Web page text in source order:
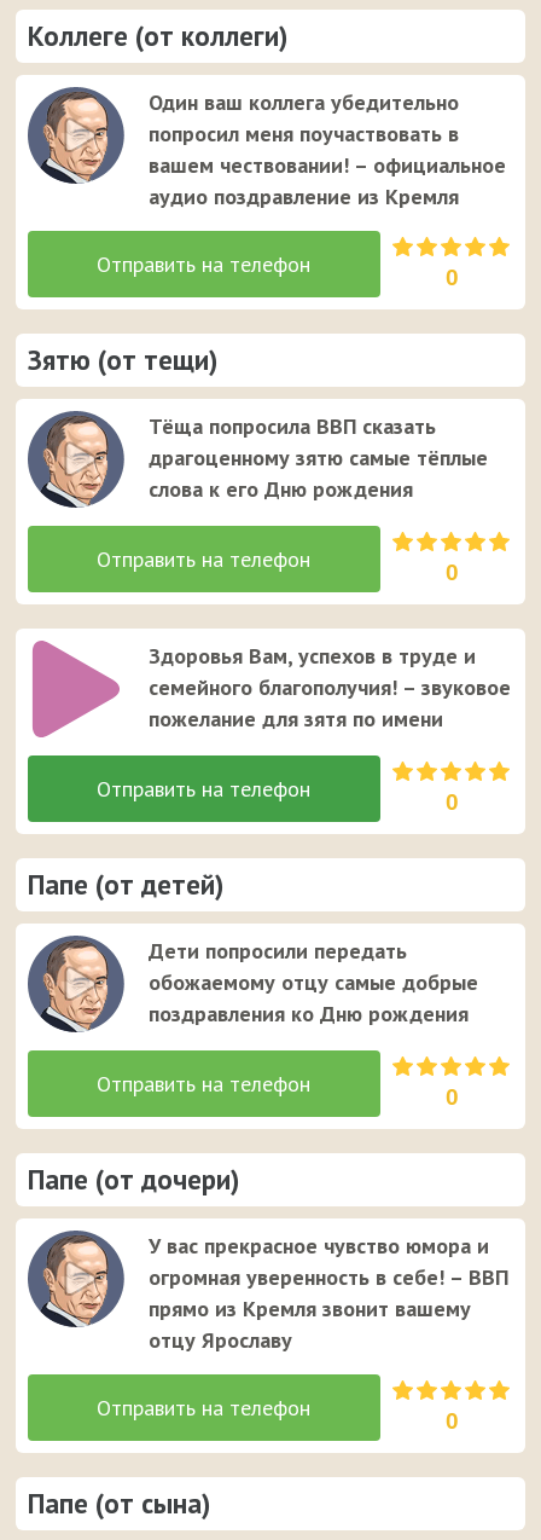
Коллеге (от коллеги)
Один ваш коллега убедительно
попросил меня поучаствовать в
вашем чествовании! – официальное
аудио поздравление из Кремля
0
Зятю (от тещи)
Тёща попросила ВВП сказать
драгоценному зятю самые тёплые
слова к его Дню рождения
0
Здоровья Вам, успехов в труде и
семейного благополучия! – звуковое
пожелание для зятя по имени
0
Папе (от детей)
Дети попросили передать
обожаемому отцу самые добрые
поздравления ко Дню рождения
0
Папе (от дочери)
У вас прекрасное чувство юмора и
огромная уверенность в себе! – ВВП
прямо из Кремля звонит вашему
отцу Ярославу
0
Папе (от сына)